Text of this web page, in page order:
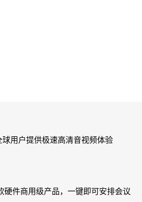
用户提供极速高清音视频体验
硬件商用级产品，一键即可安排会议